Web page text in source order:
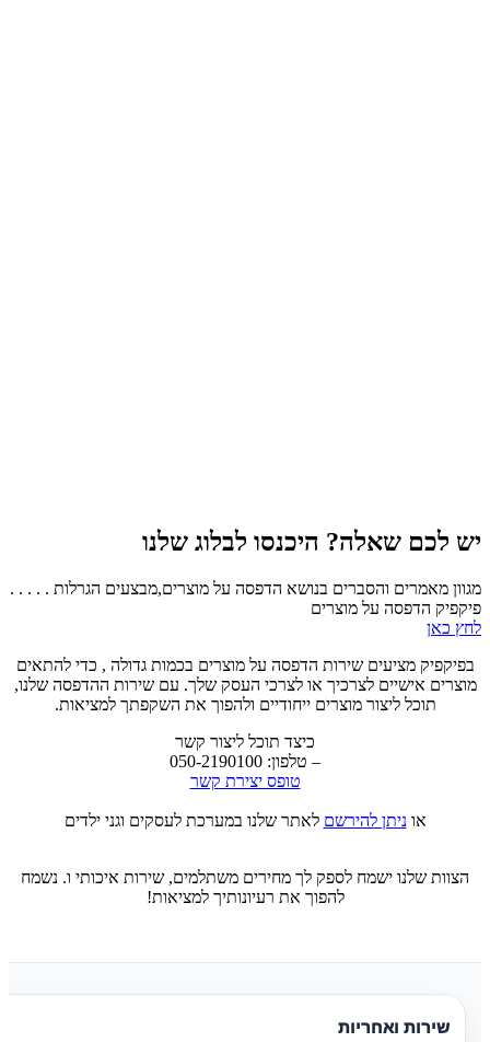
יש לכם שאלה? היכנסו לבלוג שלנו
מגוון מאמרים והסברים בנושא הדפסה על מוצרים,מבצעים הגרלות . . . . .
פיקפיק הדפסה על מוצרים
לחץ כאן
בפיקפיק מציעים שירות הדפסה על מוצרים בכמות גדולה , כדי להתאים
מוצרים אישיים לצרכיך או לצרכי העסק שלך. עם שירות ההדפסה שלנו,
תוכל ליצור מוצרים ייחודיים ולהפוך את השקפתך למציאות.
כיצד תוכל ליצור קשר
– טלפון: 050-2190100
טופס יצירת קשר
אוניתן להירשם לאתר שלנו במערכת לעסקים וגני ילדים
הצוות שלנו ישמח לספק לך מחירים משתלמים, שירות איכותי ו. נשמח
להפוך את רעיונותיך למציאות!
שירות ואחריות